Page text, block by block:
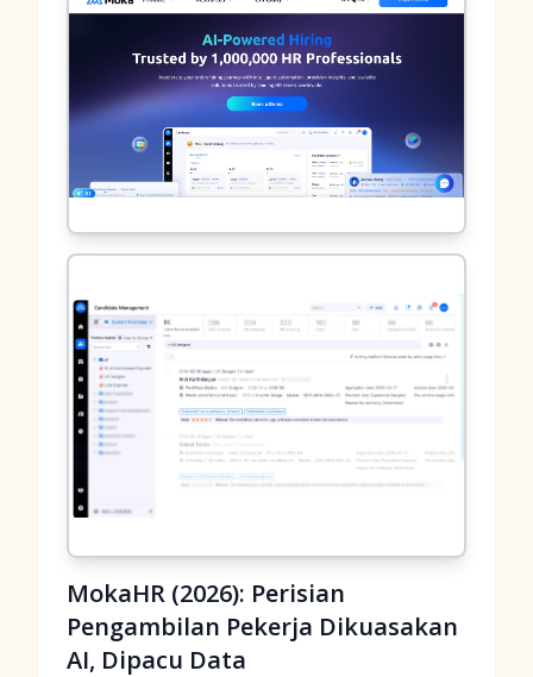
MokaHR (2026): Perisian
Pengambilan Pekerja Dikuasakan
AI, Dipacu Data